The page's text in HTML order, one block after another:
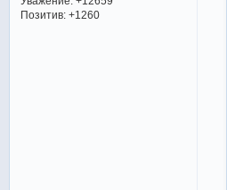
Позитив: +1260